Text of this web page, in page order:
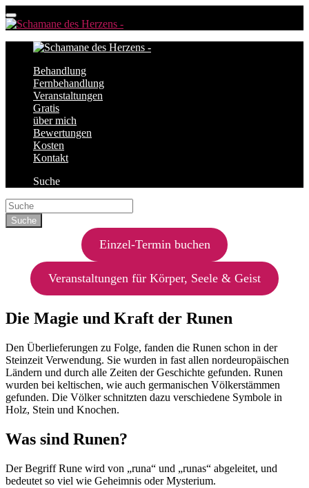
Behandlung
Fernbehandlung
Veranstaltungen
Gratis
über mich
Bewertungen
Kosten
Kontakt
Suche
Einzel-Termin buchen
Veranstaltungen für Körper, Seele & Geist
Die Magie und Kraft der Runen
Den Überlieferungen zu Folge, fanden die Runen schon in der
Steinzeit Verwendung. Sie wurden in fast allen nordeuropäischen
Ländern und durch alle Zeiten der Geschichte gefunden. Runen
wurden bei keltischen, wie auch germanischen Völkerstämmen
gefunden. Die Völker schnitzten dazu verschiedene Symbole in
Holz, Stein und Knochen.
Was sind Runen?
Der Begriff Rune wird von „runa“ und „runas“ abgeleitet, und
bedeutet so viel wie Geheimnis oder Mysterium.